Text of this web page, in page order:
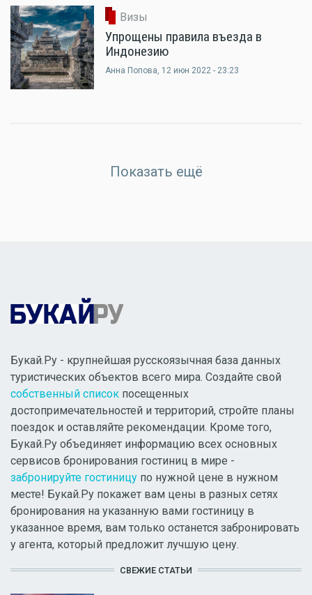
Визы
Упрощены правила въезда в
Индонезию
Анна Попова, 12 июн 2022 - 23:23
Показать ещё
Букай.Ру - крупнейшая русскоязычная база данных
туристических объектов всего мира. Создайте свой
собственный список посещенных
достопримечательностей и территорий, стройте планы
поездок и оставляйте рекомендации. Кроме того,
Букай.Ру объединяет информацию всех основных
сервисов бронирования гостиниц в мире -
забронируйте гостиницу по нужной цене в нужном
месте! Букай.Ру покажет вам цены в разных сетях
бронирования на указанную вами гостиницу в
указанное время, вам только останется забронировать
у агента, который предложит лучшую цену.
СВЕЖИЕ СТАТЬИ